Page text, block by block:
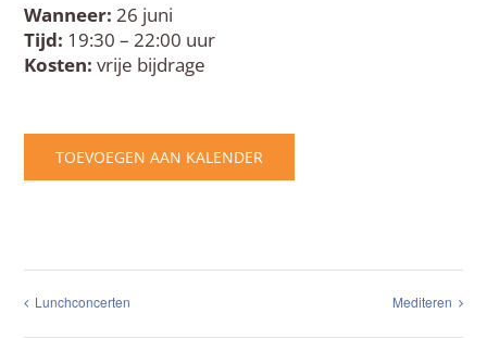
Wanneer: 26 juni
Tijd: 19:30 – 22:00 uur
Kosten: vrije bijdrage
TOEVOEGEN AAN KALENDER
Lunchconcerten Mediteren